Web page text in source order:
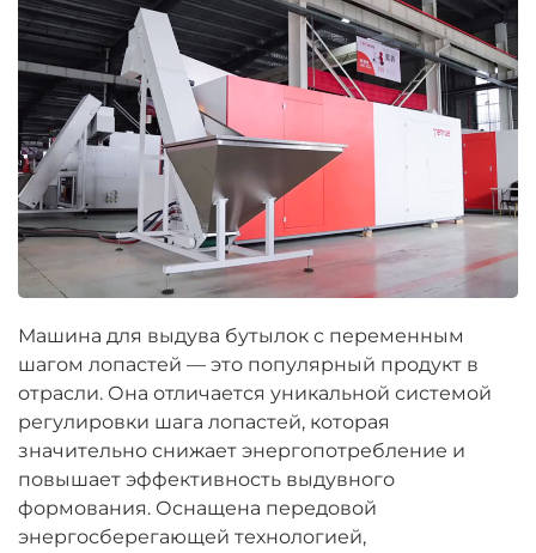
Машина для выдува бутылок с переменным
шагом лопастей — это популярный продукт в
отрасли. Она отличается уникальной системой
регулировки шага лопастей, которая
значительно снижает энергопотребление и
повышает эффективность выдувного
формования. Оснащена передовой
энергосберегающей технологией,